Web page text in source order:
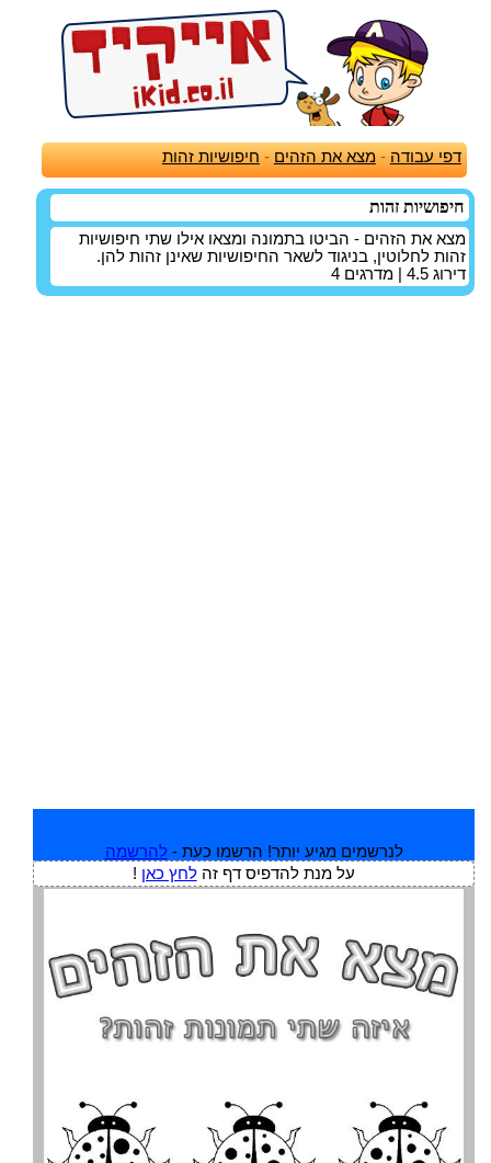
דפי עבודה -מצא את הזהים - חיפושיות זהות
חיפושיות זהות
מצא את הזהים - הביטו בתמונה ומצאו אילו שתי חיפושיות
זהות לחלוטין, בניגוד לשאר החיפושיות שאינן זהות להן.
דירוג 4.5 | מדרגים 4
לנרשמים מגיע יותר! הרשמו כעת - להרשמה
על מנת להדפיס דף זהלחץ כאן !